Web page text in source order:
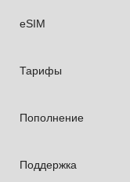
eSIM
Тарифы
Пополнение
Поддержка